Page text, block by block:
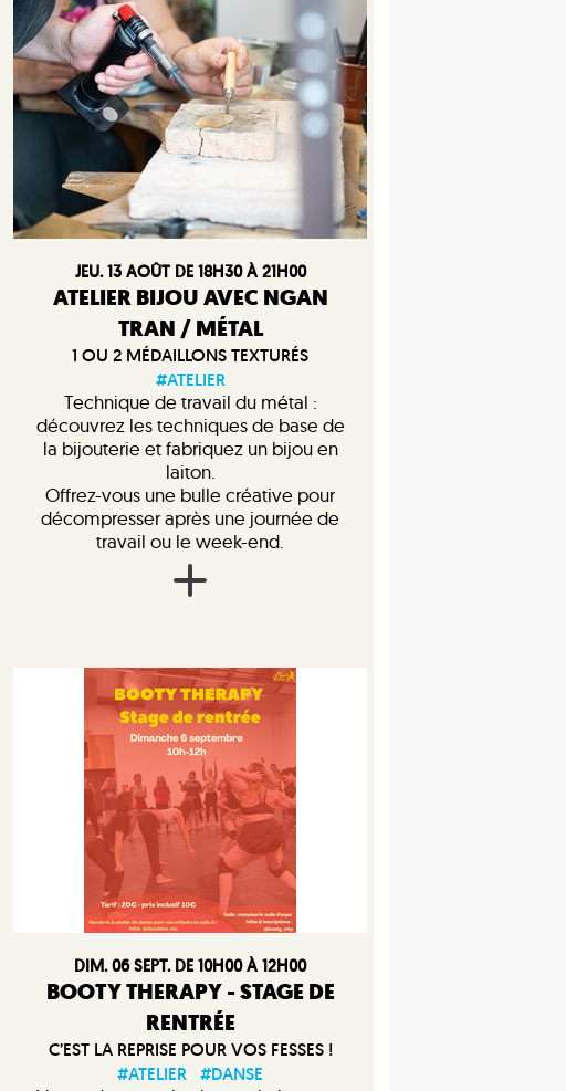
JEU. 13 AOÛT DE 18H30 À 21H00
ATELIER BIJOU AVEC NGAN
TRAN / MÉTAL
1 OU 2 MÉDAILLONS TEXTURÉS
#ATELIER
Technique de travail du métal :
découvrez les techniques de base de
la bijouterie et fabriquez un bijou en
laiton.
Offrez-vous une bulle créative pour
décompresser après une journée de
travail ou le week-end.
DIM. 06 SEPT. DE 10H00 À 12H00
BOOTY THERAPY - STAGE DE
RENTRÉE
C’EST LA REPRISE POUR VOS FESSES !
#ATELIER #DANSE